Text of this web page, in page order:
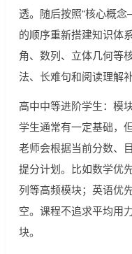
透。随后按照“核心概
的顺序重新搭建知识体
角、数列、立体几何等
法、长难句和阅读理解补
高中中等进阶学生：模
学生通常有一定基础，
老师会根据当前分数、
提分计划。比如数学优
列等高频模块；英语优
空。课程不追求平均用
块。